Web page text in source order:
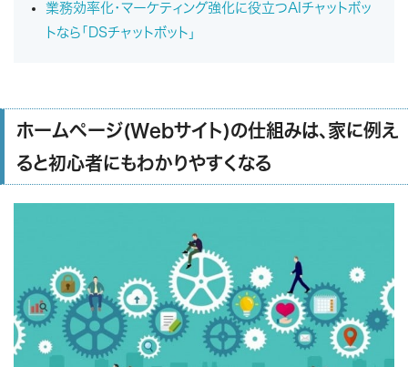
業務効率化・マーケティング強化に役立つAIチャットボッ
トなら「DSチャットボット」
ホームページ(Webサイト)の仕組みは、家に例え
ると初心者にもわかりやすくなる